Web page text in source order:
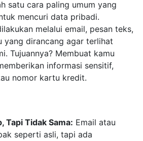
satu cara paling umum yang
mencuri data pribadi.
melalui email, pesan teks,
yang dirancang agar terlihat
Tujuannya? Membuat kamu
informasi sensitif,
nomor kartu kredit.
Tapi Tidak Sama: Email atau
seperti asli, tapi ada